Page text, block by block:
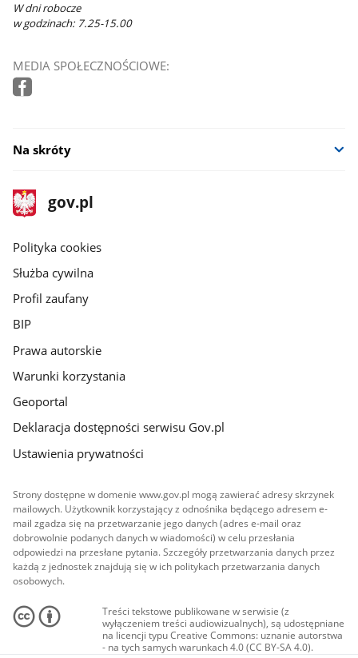
W dni robocze
w godzinach: 7.25-15.00
MEDIA SPOŁECZNOŚCIOWE:
Na skróty
stopka
gov.pl
Strona
gov.pl
gov.pl
Polityka cookies
Służba cywilna
Profil zaufany
BIP
Prawa autorskie
Warunki korzystania
Geoportal
Deklaracja dostępności serwisu Gov.pl
Ustawienia prywatności
Strony dostępne w domenie www.gov.pl mogą zawierać adresy skrzynek
mailowych. Użytkownik korzystający z odnośnika będącego adresem e-
mail zgadza się na przetwarzanie jego danych (adres e-mail oraz
dobrowolnie podanych danych w wiadomości) w celu przesłania
odpowiedzi na przesłane pytania. Szczegóły przetwarzania danych przez
każdą z jednostek znajdują się w ich politykach przetwarzania danych
osobowych.
Treści tekstowe publikowane w serwisie (z
wyłączeniem treści audiowizualnych), są udostępniane
na licencji typu Creative Commons: uznanie autorstwa
- na tych samych warunkach 4.0 (CC BY-SA 4.0).